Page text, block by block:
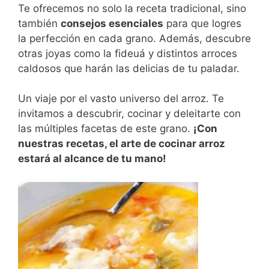
Te ofrecemos no solo la receta tradicional, sino
también consejos esenciales para que logres
la perfección en cada grano. Además, descubre
otras joyas como la fideuá y distintos arroces
caldosos que harán las delicias de tu paladar.
Un viaje por el vasto universo del arroz. Te
invitamos a descubrir, cocinar y deleitarte con
las múltiples facetas de este grano. ¡Con
nuestras recetas, el arte de cocinar arroz
estará al alcance de tu mano!